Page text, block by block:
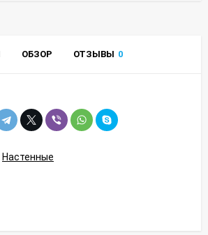
ОБЗОР ОТЗЫВЫ 0
Настенные